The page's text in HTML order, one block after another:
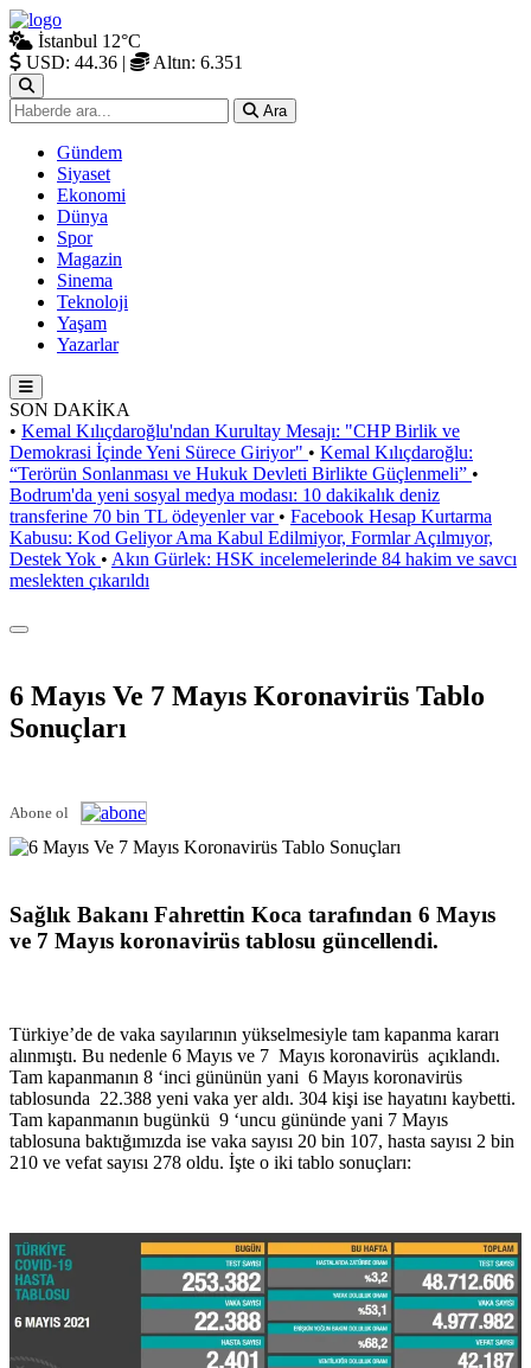
İstanbul 12°C
USD: 44.36 | Altın: 6.351
Ara
Gündem
Siyaset
Ekonomi
Dünya
Spor
Magazin
Sinema
Teknoloji
Yaşam
Yazarlar
SON DAKİKA
• Kemal Kılıçdaroğlu'ndan Kurultay Mesajı: "CHP Birlik ve
Demokrasi İçinde Yeni Sürece Giriyor" • Kemal Kılıçdaroğlu:
“Terörün Sonlanması ve Hukuk Devleti Birlikte Güçlenmeli” •
Bodrum'da yeni sosyal medya modası: 10 dakikalık deniz
transferine 70 bin TL ödeyenler var • Facebook Hesap Kurtarma
Kabusu: Kod Geliyor Ama Kabul Edilmiyor, Formlar Açılmıyor,
Destek Yok • Akın Gürlek: HSK incelemelerinde 84 hakim ve savcı
meslekten çıkarıldı
6 Mayıs Ve 7 Mayıs Koronavirüs Tablo
Sonuçları
Abone ol
Sağlık Bakanı Fahrettin Koca tarafından 6 Mayıs
ve 7 Mayıs koronavirüs tablosu güncellendi.
Türkiye’de de vaka sayılarının yükselmesiyle tam kapanma kararı
alınmıştı. Bu nedenle 6 Mayıs ve 7 Mayıs koronavirüs açıklandı.
Tam kapanmanın 8 ‘inci gününün yani 6 Mayıs koronavirüs
tablosunda 22.388 yeni vaka yer aldı. 304 kişi ise hayatını kaybetti.
Tam kapanmanın bugünkü 9 ‘uncu gününde yani 7 Mayıs
tablosuna baktığımızda ise vaka sayısı 20 bin 107, hasta sayısı 2 bin
210 ve vefat sayısı 278 oldu. İşte o iki tablo sonuçları: